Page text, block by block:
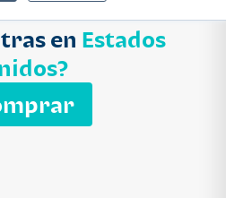
en Estados